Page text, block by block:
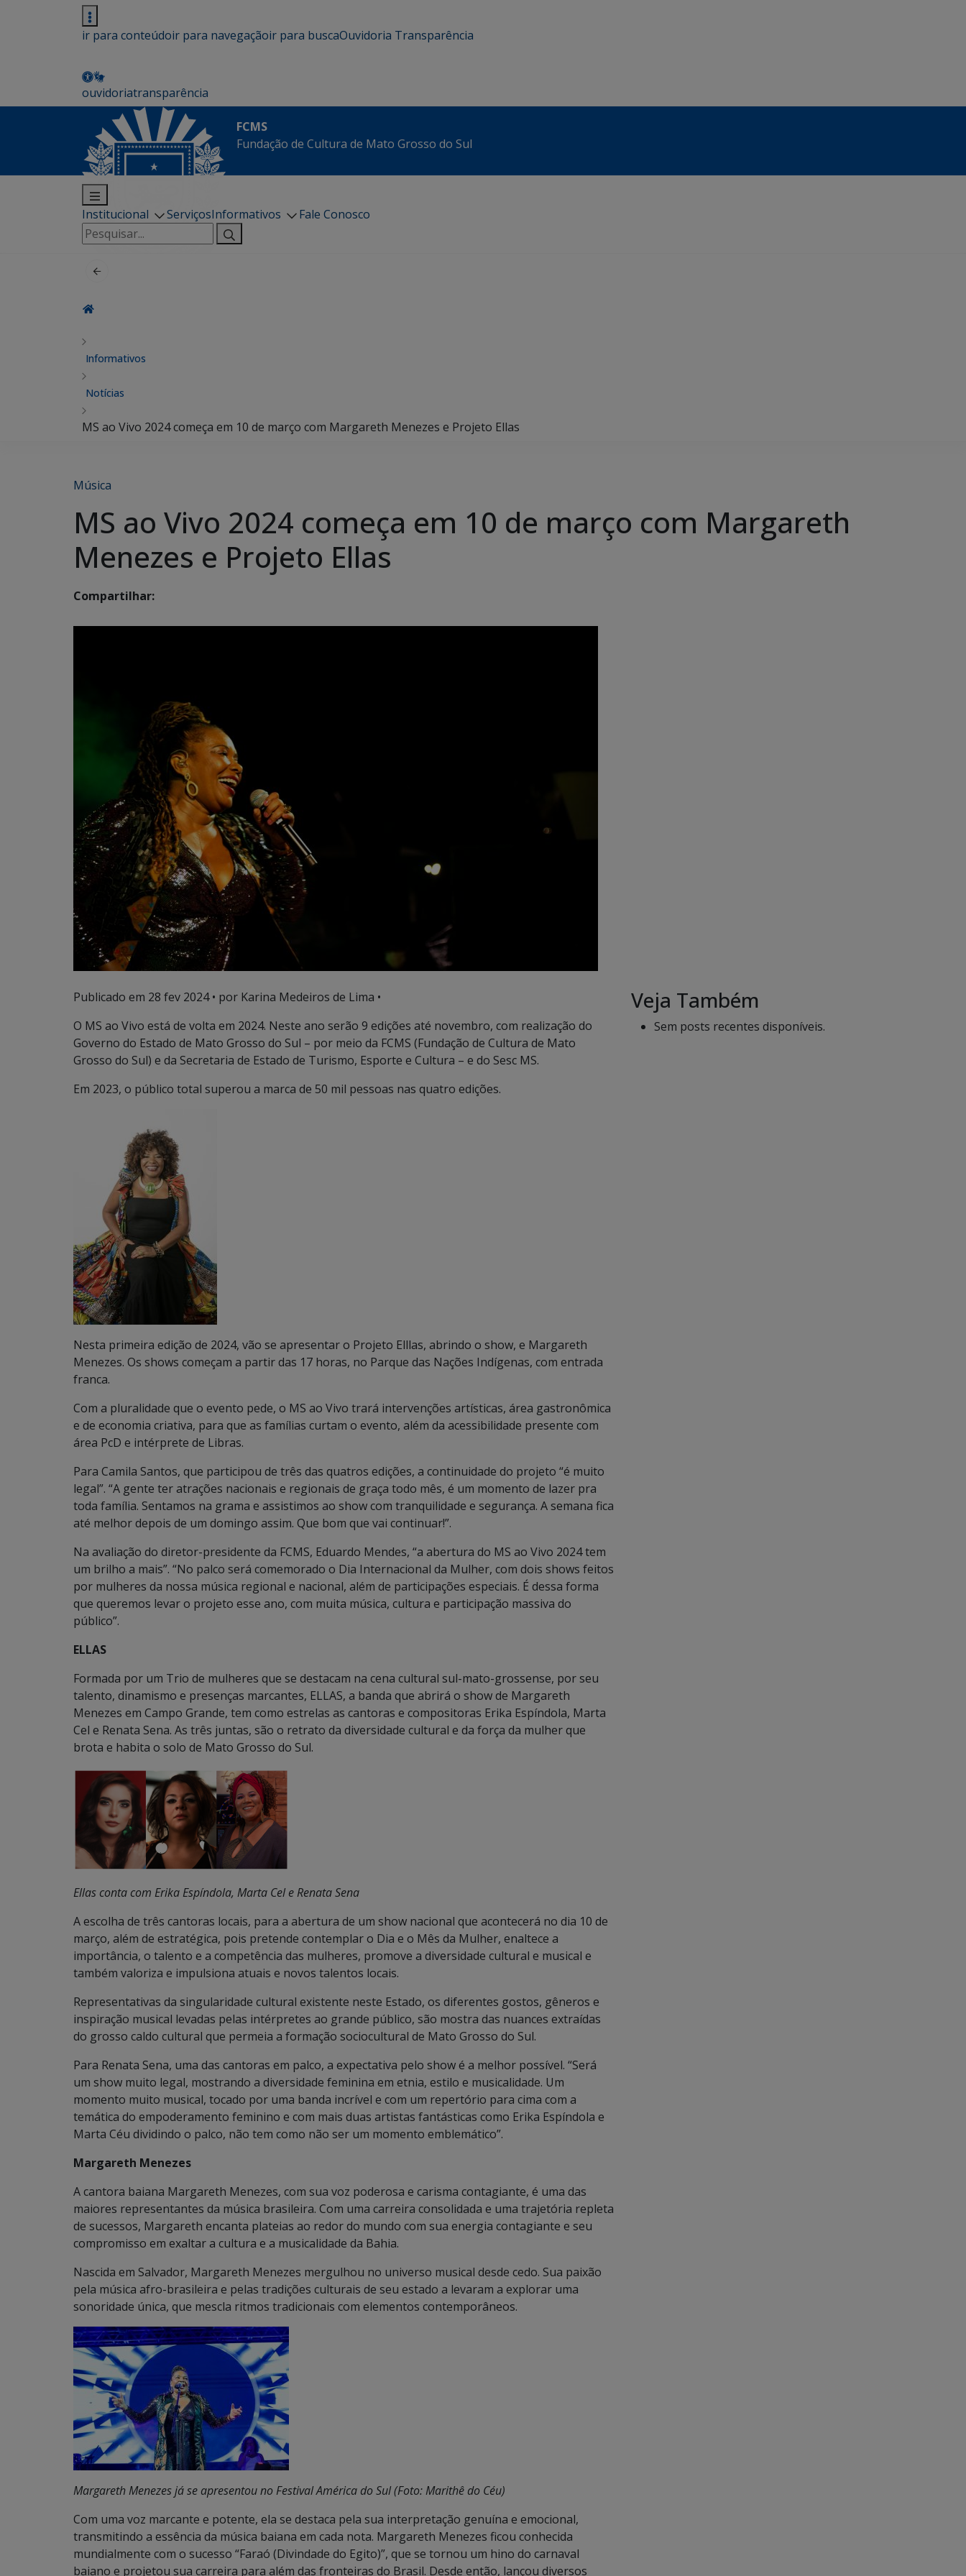
ir para conteúdoir para navegaçãoir para buscaOuvidoria Transparência
ouvidoriatransparência
FCMS
Fundação de Cultura de Mato Grosso do Sul
Institucional ServiçosInformativos
Fale Conosco
Pesquisar
por:
Informativos
Notícias
MS ao Vivo 2024 começa em 10 de março com Margareth Menezes e Projeto Ellas
Música
MS ao Vivo 2024 começa em 10 de março com Margareth
Menezes e Projeto Ellas
Compartilhar:
Publicado em 28 fev 2024• por Karina Medeiros de Lima •
O MS ao Vivo está de volta em 2024. Neste ano serão 9 edições até novembro, com realização do
Governo do Estado de Mato Grosso do Sul – por meio da FCMS (Fundação de Cultura de Mato
Grosso do Sul) e da Secretaria de Estado de Turismo, Esporte e Cultura – e do Sesc MS.
Em 2023, o público total superou a marca de 50 mil pessoas nas quatro edições.
Nesta primeira edição de 2024, vão se apresentar o Projeto Elllas, abrindo o show, e Margareth
Menezes. Os shows começam a partir das 17 horas, no Parque das Nações Indígenas, com entrada
franca.
Com a pluralidade que o evento pede, o MS ao Vivo trará intervenções artísticas, área gastronômica
e de economia criativa, para que as famílias curtam o evento, além da acessibilidade presente com
área PcD e intérprete de Libras.
Para Camila Santos, que participou de três das quatros edições, a continuidade do projeto “é muito
legal”. “A gente ter atrações nacionais e regionais de graça todo mês, é um momento de lazer pra
toda família. Sentamos na grama e assistimos ao show com tranquilidade e segurança. A semana fica
até melhor depois de um domingo assim. Que bom que vai continuar!”.
Na avaliação do diretor-presidente da FCMS, Eduardo Mendes, “a abertura do MS ao Vivo 2024 tem
um brilho a mais”. “No palco será comemorado o Dia Internacional da Mulher, com dois shows feitos
por mulheres da nossa música regional e nacional, além de participações especiais. É dessa forma
que queremos levar o projeto esse ano, com muita música, cultura e participação massiva do
público”.
ELLAS
Formada por um Trio de mulheres que se destacam na cena cultural sul-mato-grossense, por seu
talento, dinamismo e presenças marcantes, ELLAS, a banda que abrirá o show de Margareth
Menezes em Campo Grande, tem como estrelas as cantoras e compositoras Erika Espíndola, Marta
Cel e Renata Sena. As três juntas, são o retrato da diversidade cultural e da força da mulher que
brota e habita o solo de Mato Grosso do Sul.
Ellas conta com Erika Espíndola, Marta Cel e Renata Sena
A escolha de três cantoras locais, para a abertura de um show nacional que acontecerá no dia 10 de
março, além de estratégica, pois pretende contemplar o Dia e o Mês da Mulher, enaltece a
importância, o talento e a competência das mulheres, promove a diversidade cultural e musical e
também valoriza e impulsiona atuais e novos talentos locais.
Representativas da singularidade cultural existente neste Estado, os diferentes gostos, gêneros e
inspiração musical levadas pelas intérpretes ao grande público, são mostra das nuances extraídas
do grosso caldo cultural que permeia a formação sociocultural de Mato Grosso do Sul.
Para Renata Sena, uma das cantoras em palco, a expectativa pelo show é a melhor possível. “Será
um show muito legal, mostrando a diversidade feminina em etnia, estilo e musicalidade. Um
momento muito musical, tocado por uma banda incrível e com um repertório para cima com a
temática do empoderamento feminino e com mais duas artistas fantásticas como Erika Espíndola e
Marta Céu dividindo o palco, não tem como não ser um momento emblemático”.
Margareth Menezes
A cantora baiana Margareth Menezes, com sua voz poderosa e carisma contagiante, é uma das
maiores representantes da música brasileira. Com uma carreira consolidada e uma trajetória repleta
de sucessos, Margareth encanta plateias ao redor do mundo com sua energia contagiante e seu
compromisso em exaltar a cultura e a musicalidade da Bahia.
Nascida em Salvador, Margareth Menezes mergulhou no universo musical desde cedo. Sua paixão
pela música afro-brasileira e pelas tradições culturais de seu estado a levaram a explorar uma
sonoridade única, que mescla ritmos tradicionais com elementos contemporâneos.
Margareth Menezes já se apresentou no Festival América do Sul (Foto: Marithê do Céu)
Com uma voz marcante e potente, ela se destaca pela sua interpretação genuína e emocional,
transmitindo a essência da música baiana em cada nota. Margareth Menezes ficou conhecida
mundialmente com o sucesso “Faraó (Divindade do Egito)”, que se tornou um hino do carnaval
baiano e projetou sua carreira para além das fronteiras do Brasil. Desde então, lançou diversos
Veja Também
Sem posts recentes disponíveis.